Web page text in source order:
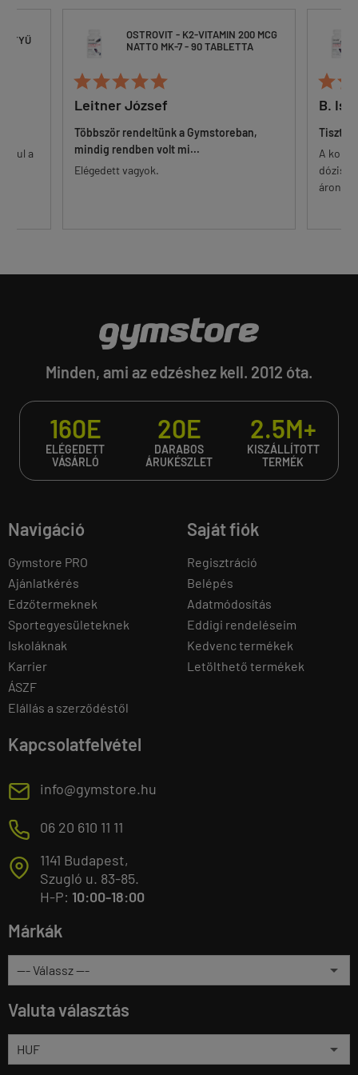
alul a
OSTROVIT - K2-VITAMIN 200 MCG
NATTO MK-7 - 90 TABLETTA

Leitner József
Többször rendeltünk a Gymstoreban,
mindig rendben volt mi...
Elégedett vagyok.

B.
A
dózisú
áron.
Minden, ami az edzéshez kell. 2012 óta.
160E
ELÉGEDETT
VÁSÁRLÓ
20E
DARABOS
ÁRUKÉSZLET
2.5M+
KISZÁLLÍTOTT
TERMÉK
Navigáció
Gymstore PRO
Ajánlatkérés
Edzőtermeknek
Sportegyesületeknek
Iskoláknak
Karrier
ÁSZF
Elállás a szerződéstől
Saját fiók
Regisztráció
Belépés
Adatmódosítás
Eddigi rendeléseim
Kedvenc termékek
Letölthető termékek
Kapcsolatfelvétel
E info@gymstore.hu
M 06 20 610 11 11
T
1141 Budapest,
Szugló u. 83-85.
H-P: 10:00-18:00
Márkák
Valuta választás